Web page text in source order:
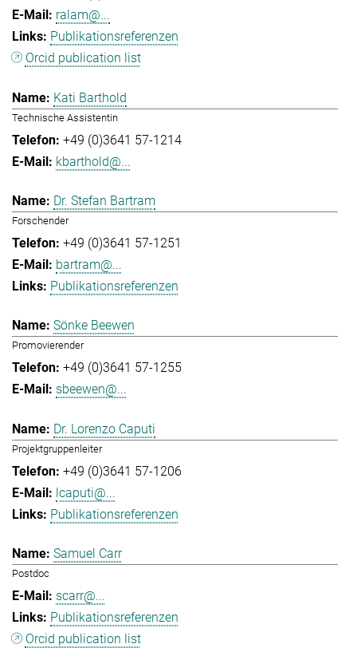
ralam@...
Publikationsreferenzen
Orcid publication list
Kati Barthold
Technische Assistentin
+49 (0)3641 57-1214
kbarthold@...
Dr. Stefan Bartram
Forschender
+49 (0)3641 57-1251
bartram@...
Publikationsreferenzen
Sönke Beewen
Promovierender
+49 (0)3641 57-1255
sbeewen@...
Dr. Lorenzo Caputi
Projektgruppenleiter
+49 (0)3641 57-1206
lcaputi@...
Publikationsreferenzen
Samuel Carr
Postdoc
scarr@...
Publikationsreferenzen
Orcid publication list